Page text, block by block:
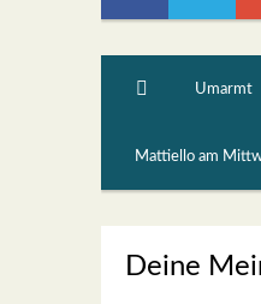
Umarmt
Mattiello am
Deine